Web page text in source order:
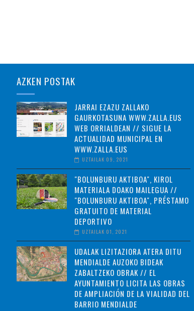
AZKEN POSTAK
JARRAI EZAZU ZALLAKO
GAURKOTASUNA WWW.ZALLA.EUS
WEB ORRIALDEAN // SIGUE LA
ACTUALIDAD MUNICIPAL EN
WWW.ZALLA.EUS
UZTAILAK 09, 2021
"BOLUNBURU AKTIBOA", KIROL
MATERIALA DOAKO MAILEGUA //
"BOLUNBURU AKTIBOA", PRÉSTAMO
GRATUITO DE MATERIAL
DEPORTIVO
UZTAILAK 01, 2021
UDALAK LIZITAZIORA ATERA DITU
MENDIALDE AUZOKO BIDEAK
ZABALTZEKO OBRAK // EL
AYUNTAMIENTO LICITA LAS OBRAS
DE AMPLIACIÓN DE LA VIALIDAD DEL
BARRIO MENDIALDE